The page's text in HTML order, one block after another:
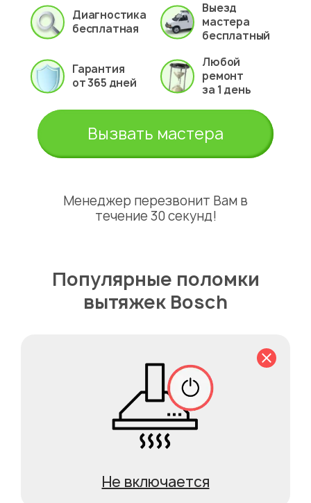
Диагностика
бесплатная
Выезд
мастера
бесплатный
Гарантия
от 365 дней
Любой
ремонт
за 1 день
Вызвать мастера
Менеджер перезвонит Вам в
течение 30 секунд!
Популярные поломки
вытяжек Bosch
Не включается